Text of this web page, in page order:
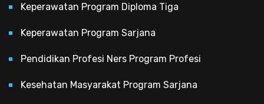
Keperawatan Program Diploma Tiga
Keperawatan Program Sarjana
Pendidikan Profesi Ners Program Profesi
Kesehatan Masyarakat Program Sarjana